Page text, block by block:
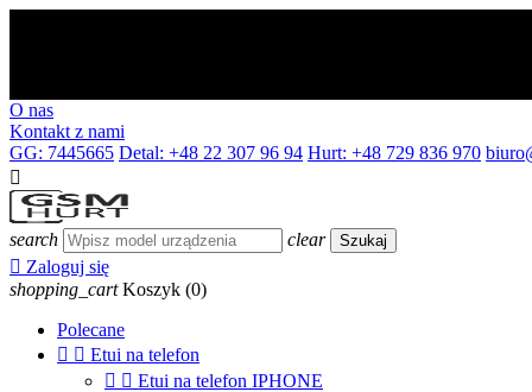
O nas
Kontakt z nami
GG: 7445665 Detal: +48 22 307 96 94 Hurt: +48 729 836 970

search clear Szukaj
 Zaloguj się
shopping_cart Koszyk (0)
Polecane
  Etui na telefon
  Etui na telefon IPHONE